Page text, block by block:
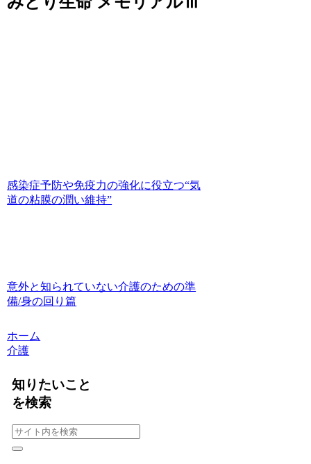
感染症予防や免疫力の強化に役立つ“気
道の粘膜の潤い維持”
意外と知られていない介護のための準
備/身の回り篇
ホーム
介護
知りたいこと
を検索